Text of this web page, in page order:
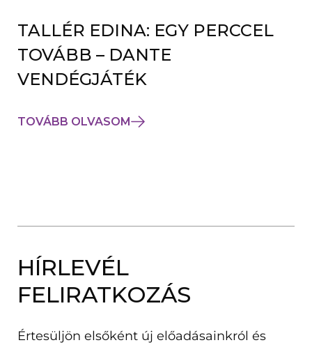
TALLÉR EDINA: EGY PERCCEL
TOVÁBB – DANTE
VENDÉGJÁTÉK
TOVÁBB OLVASOM
HÍRLEVÉL
FELIRATKOZÁS
Értesüljön elsőként új előadásainkról és